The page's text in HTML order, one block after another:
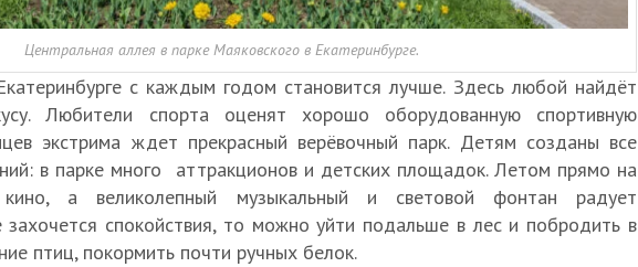
Центральная аллея в парке Маяковского в Екатеринбурге.
с каждым годом становится лучше. Здесь любой найдёт
Любители спорта оценят хорошо оборудованную спортивную
экстрима ждет прекрасный верёвочный парк. Детям созданы все
в парке много аттракционов и детских площадок. Летом прямо на
а великолепный музыкальный и световой фонтан радует
спокойствия, то можно уйти подальше в лес и побродить в
птиц, покормить почти ручных белок.